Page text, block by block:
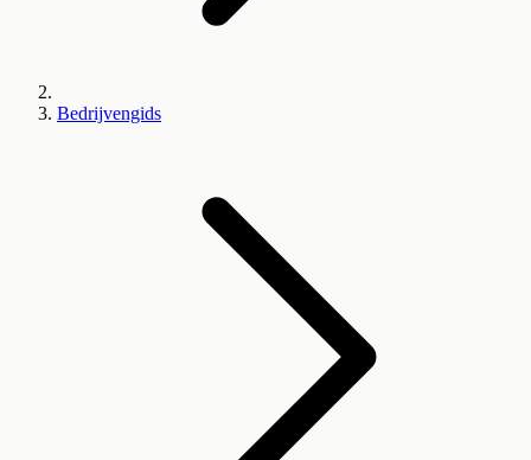
Bedrijvengids